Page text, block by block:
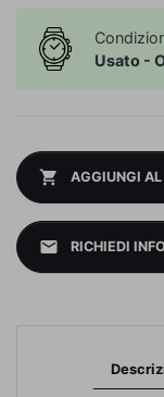
Usato -
shopping_cart AGGIUNGI AL
mail RICHIEDI